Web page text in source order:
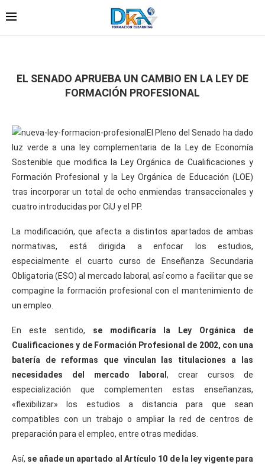
EL SENADO APRUEBA UN CAMBIO EN LA LEY DE
FORMACIÓN PROFESIONAL
El Pleno del Senado ha dado
luz verde a una ley complementaria de la Ley de Economía
Sostenible que modifica la Ley Orgánica de Cualificaciones y
Formación Profesional y la Ley Orgánica de Educación (LOE)
tras incorporar un total de ocho enmiendas transaccionales y
cuatro introducidas por CiU y el PP.
La modificación, que afecta a distintos apartados de ambas
normativas, está dirigida a enfocar los estudios,
especialmente el cuarto curso de Enseñanza Secundaria
Obligatoria (ESO) al mercado laboral, así como a facilitar que se
compagine la formación profesional con el mantenimiento de
un empleo.
En este sentido, se modificaría la Ley Orgánica de
Cualificaciones y de Formación Profesional de 2002, con una
batería de reformas que vinculan las titulaciones a las
necesidades del mercado laboral , crear cursos de
especialización que complementen estas enseñanzas,
«flexibilizar» los estudios a distancia para que sean
compatibles con un trabajo o ampliar la red de centros de
preparación para el empleo, entre otras medidas.
Así, se añade un apartado al Artículo 10 de la ley vigente para